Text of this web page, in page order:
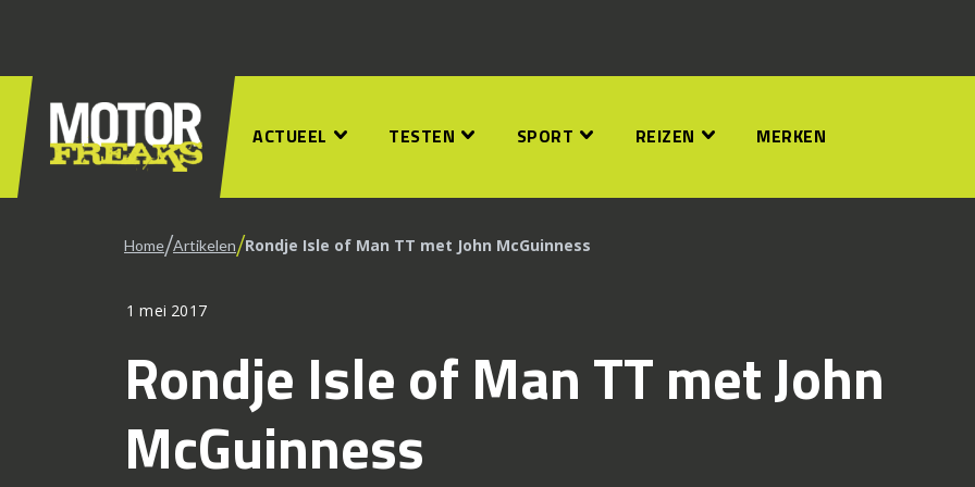
ACTUEEL TESTEN SPORT REIZEN MERKEN
Home/Artikelen/Rondje Isle of Man TT met John McGuinness
1 mei 2017
Rondje Isle of Man TT met John
McGuinness